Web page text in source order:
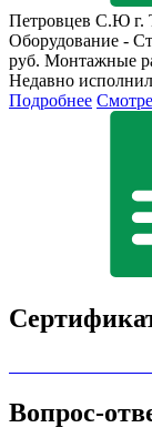
Петровцев С.Ю г.
Оборудование -
руб. Монтажные
Недавно
Подробнее
Вопрос-